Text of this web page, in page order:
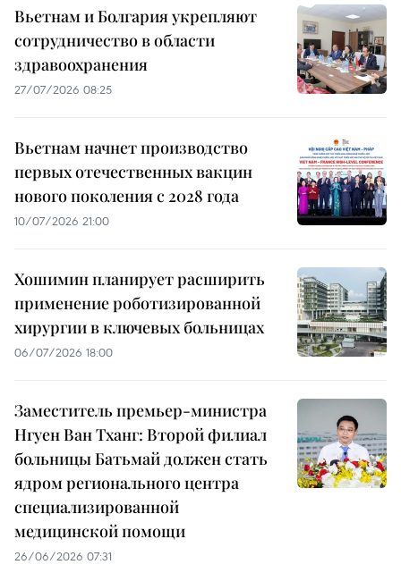
Вьетнам и Болгария укрепляют
сотрудничество в области
здравоохранения
27/07/2026 08:25
Вьетнам начнет производство
первых отечественных вакцин
нового поколения с 2028 года
10/07/2026 21:00
Хошимин планирует расширить
применение роботизированной
хирургии в ключевых больницах
06/07/2026 18:00
Заместитель премьер-министра
Нгуен Ван Тханг: Второй филиал
больницы Батьмай должен стать
ядром регионального центра
специализированной
медицинской помощи
26/06/2026 07:31